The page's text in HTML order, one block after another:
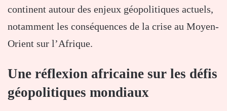
continent autour des enjeux géopolitiques actuels,
notamment les conséquences de la crise au Moyen-
Orient sur l’Afrique.
Une réflexion africaine sur les défis
géopolitiques mondiaux